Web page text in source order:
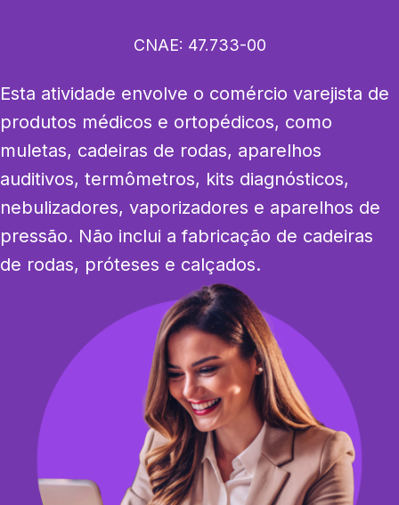
CNAE: 47.733-00
Esta atividade envolve o comércio varejista de
produtos médicos e ortopédicos, como
muletas, cadeiras de rodas, aparelhos
auditivos, termômetros, kits diagnósticos,
nebulizadores, vaporizadores e aparelhos de
pressão. Não inclui a fabricação de cadeiras
de rodas, próteses e calçados.